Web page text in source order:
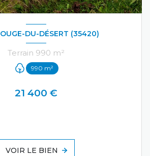
DU-DÉSERT (35420)
Terrain 990 m²
990 m²
21 400 €
VOIR LE BIEN